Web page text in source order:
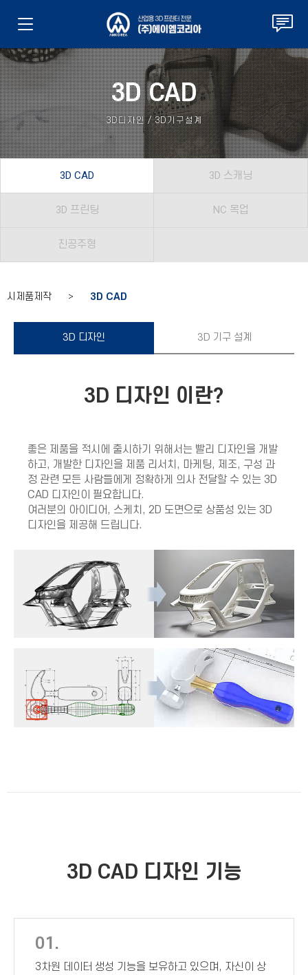
3D CAD
3D디자인 / 3D기구설계
3D CAD 3D 스캐닝
3D 프린팅 NC 목업
진공주형
시제품제작 > 3D CAD
3D 디자인 3D 기구 설계
3D 디자인 이란?
좋은 제품을 적시에 출시하기 위해서는 빨리 디자인을 개발
하고, 개발한 디자인을 제품 리서치, 마케팅, 제조, 구성 과
정 관련 모든 사람들에게 정확하게 의사 전달할 수 있는 3D
CAD 디자인이 필요합니다.
여러분의 아이디어, 스케치, 2D 도면으로 상품성 있는 3D
디자인을 제공해 드립니다.
3D CAD 디자인 기능
01.
3차원 데이터 생성 기능을 보유하고 있으며, 자신이 상